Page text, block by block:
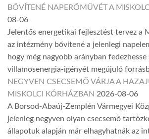
BŐVÍTENÉ NAPERŐMŰVÉT A
08-06
Jelentős energetikai fejlesztést tervez a
az intézmény bővítené a jelenlegi
hogy még nagyobb arányban fedezhesse
villamosenergia-igényét megújuló
NEGYVEN CSECSEMŐ VÁRJA A
MISKOLCI KÓRHÁZBAN 2026-08-06
A Borsod-Abaúj-Zemplén Vármegyei
jelenleg negyven olyan csecsemő
állapotuk alapján már elhagyhatnák az